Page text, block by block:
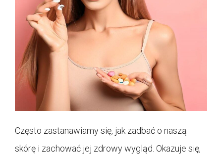
Często zastanawiamy się, jak zadbać o naszą
skórę i zachować jej zdrowy wygląd. Okazuje się,